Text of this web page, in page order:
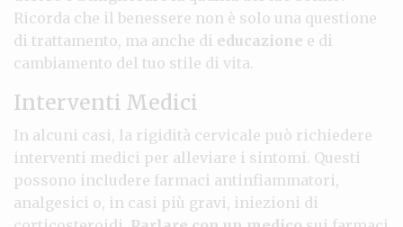
Ricorda che il benessere non è solo una questione
di trattamento, ma anche di educazione e di
cambiamento del tuo stile di vita.
Interventi Medici
In alcuni casi, la rigidità cervicale può richiedere
interventi medici per alleviare i sintomi. Questi
possono includere farmaci antinfiammatori,
analgesici o, in casi più gravi, iniezioni di